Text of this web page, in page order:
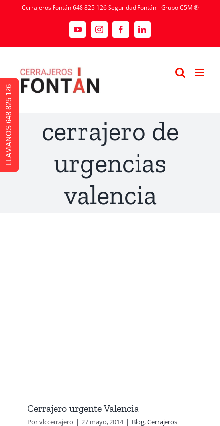
Cerrajeros Fontán 648 825 126 Seguridad Fontán - Grupo C5M ®
cerrajero de
urgencias
valencia
Cerrajero urgente Valencia
Porvlccerrajero | 27 mayo, 2014 | Blog,Cerrajeros
LLAMANOS 648 825 126